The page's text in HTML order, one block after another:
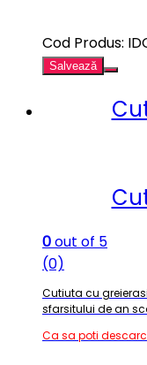
Cod Produs:
Salvează
0out of 5
(0)
Cutiuta cu
sfarsitului de an
Ca sa poti